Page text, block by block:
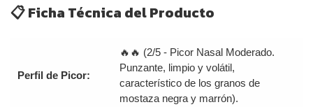
📋 Ficha Técnica del Producto
Perfil de Picor:
🔥🔥 (2/5 - Picor Nasal Moderado.
Punzante, limpio y volátil,
característico de los granos de
mostaza negra y marrón).